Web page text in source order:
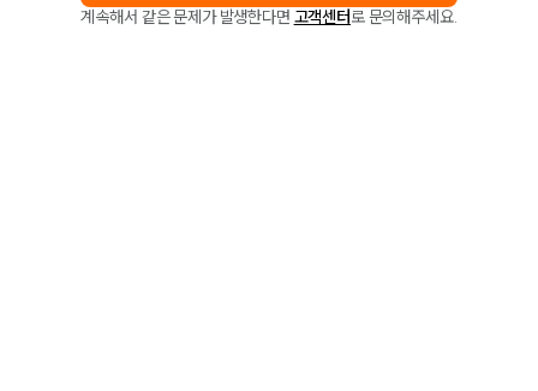
계속해서 같은 문제가 발생한다면 고객센터로 문의해주세요.